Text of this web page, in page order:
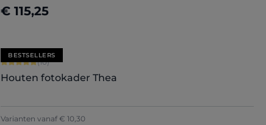
€ 115,25
Nu configureren
BESTSELLERS
Gemiddelde score van 5 op 5 sterren
(10)
Houten fotokader Thea
Varianten vanaf € 10,30